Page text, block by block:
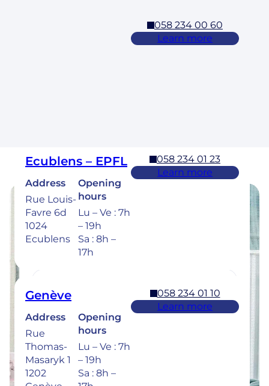
058 234 00 60
Learn more
Ecublens – EPFL
Address
Rue Louis-
Favre 6d
1024
Ecublens
Opening
hours
Lu – Ve : 7h
– 19h
Sa : 8h –
17h
058 234 01 23
Learn more
Genève
Address
Rue
Thomas-
Masaryk 1
1202
Opening
hours
Lu – Ve : 7h
– 19h
Sa : 8h –
058 234 01 10
Learn more
Opening hours
Find the opening hours of our clinics
Bulle
Address
Rue de la
Sionge 37
Opening
hours
Lu – Je :